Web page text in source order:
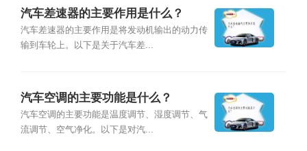
汽车差速器的主要作用是什么？
汽车差速器的主要作用是将发动机输出的动力传
输到车轮上。以下是关于汽车差...
汽车空调的主要功能是什么？
汽车空调的主要功能是温度调节、湿度调节、气
流调节、空气净化。以下是对汽...